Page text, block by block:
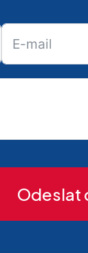
Odeslat